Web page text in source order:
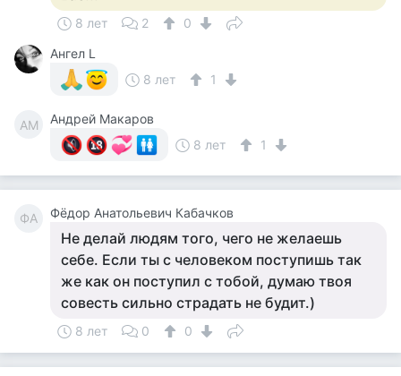
8 лет 2
0
Ангел L
8 лет
1
АМ
Андрей Макаров
8 лет
1
ФА Фёдор Анатольевич Кабачков
Не делай людям того, чего не желаешь
себе. Если ты с человеком поступишь так
же как он поступил с тобой, думаю твоя
совесть сильно страдать не будит.)
8 лет 0 0